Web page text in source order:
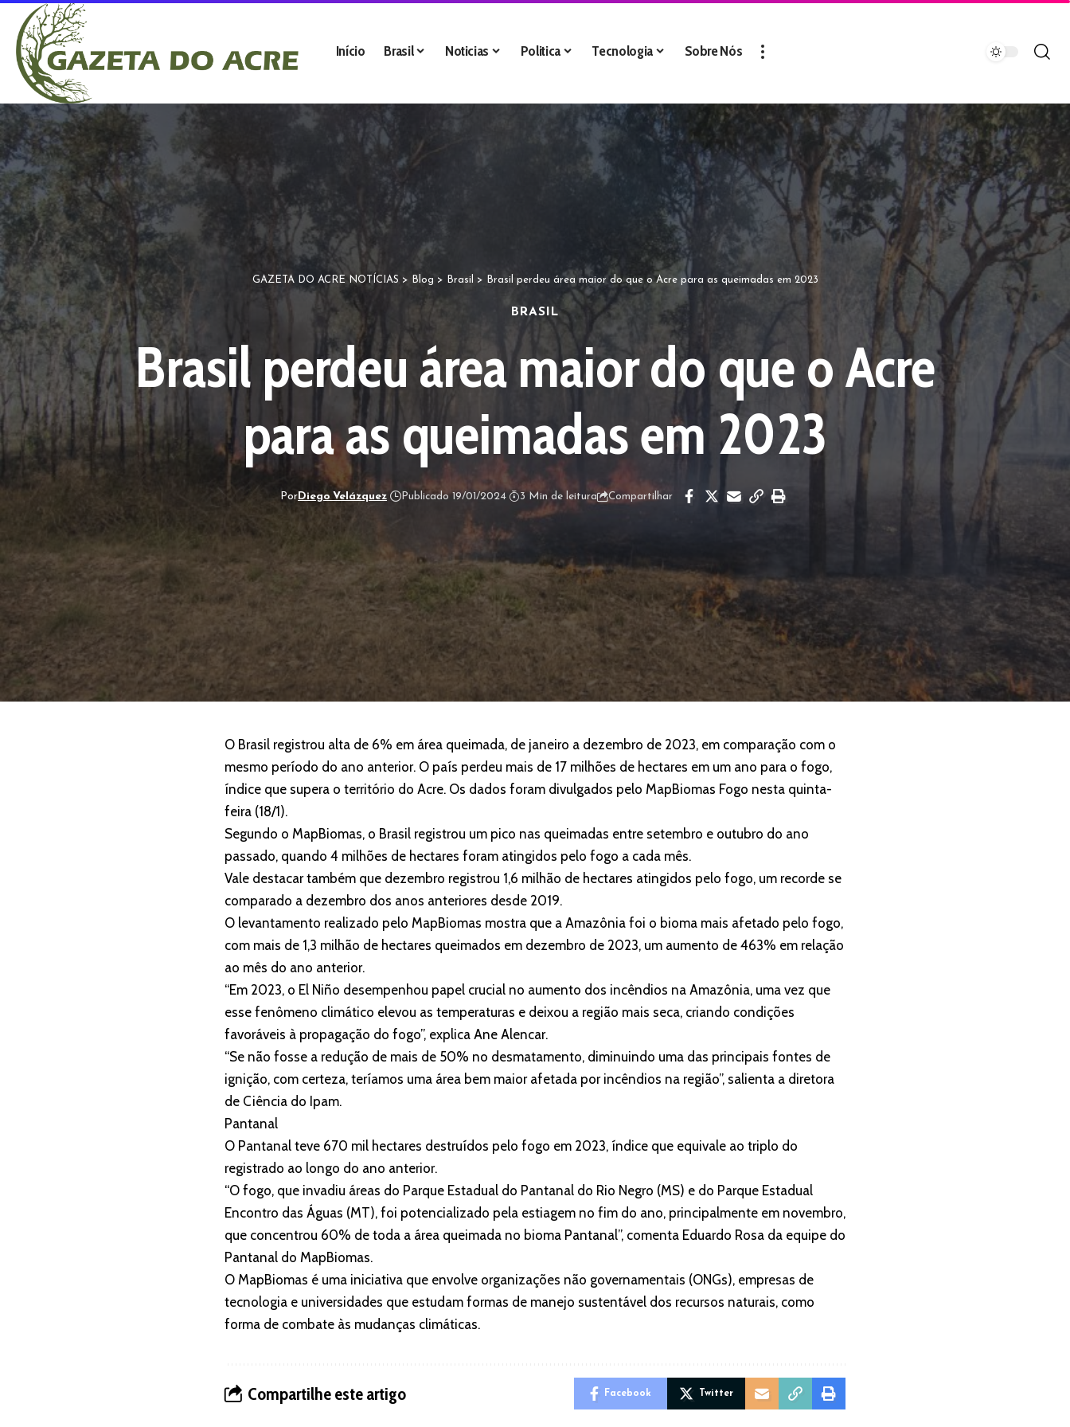
Início Brasil Noticias Politica Tecnologia Sobre Nós
GAZETA DO ACRE NOTÍCIAS > Blog > Brasil > Brasil perdeu área maior do que o Acre para as queimadas em 2023
BRASIL
Brasil perdeu área maior do que o Acre
para as queimadas em 2023
Por Diego Velázquez Publicado 19/01/2024 3 Min de leitura Compartilhar
O Brasil registrou alta de 6% em área queimada, de janeiro a dezembro de 2023, em comparação com o
mesmo período do ano anterior. O país perdeu mais de 17 milhões de hectares em um ano para o fogo,
índice que supera o território do Acre. Os dados foram divulgados pelo MapBiomas Fogo nesta quinta-
feira (18/1).
Segundo o MapBiomas, o Brasil registrou um pico nas queimadas entre setembro e outubro do ano
passado, quando 4 milhões de hectares foram atingidos pelo fogo a cada mês.
Vale destacar também que dezembro registrou 1,6 milhão de hectares atingidos pelo fogo, um recorde se
comparado a dezembro dos anos anteriores desde 2019.
O levantamento realizado pelo MapBiomas mostra que a Amazônia foi o bioma mais afetado pelo fogo,
com mais de 1,3 milhão de hectares queimados em dezembro de 2023, um aumento de 463% em relação
ao mês do ano anterior.
“Em 2023, o El Niño desempenhou papel crucial no aumento dos incêndios na Amazônia, uma vez que
esse fenômeno climático elevou as temperaturas e deixou a região mais seca, criando condições
favoráveis à propagação do fogo”, explica Ane Alencar.
“Se não fosse a redução de mais de 50% no desmatamento, diminuindo uma das principais fontes de
ignição, com certeza, teríamos uma área bem maior afetada por incêndios na região”, salienta a diretora
de Ciência do Ipam.
Pantanal
O Pantanal teve 670 mil hectares destruídos pelo fogo em 2023, índice que equivale ao triplo do
registrado ao longo do ano anterior.
“O fogo, que invadiu áreas do Parque Estadual do Pantanal do Rio Negro (MS) e do Parque Estadual
Encontro das Águas (MT), foi potencializado pela estiagem no fim do ano, principalmente em novembro,
que concentrou 60% de toda a área queimada no bioma Pantanal”, comenta Eduardo Rosa da equipe do
Pantanal do MapBiomas.
O MapBiomas é uma iniciativa que envolve organizações não governamentais (ONGs), empresas de
tecnologia e universidades que estudam formas de manejo sustentável dos recursos naturais, como
forma de combate às mudanças climáticas.
Compartilhe este artigo Facebook Twitter